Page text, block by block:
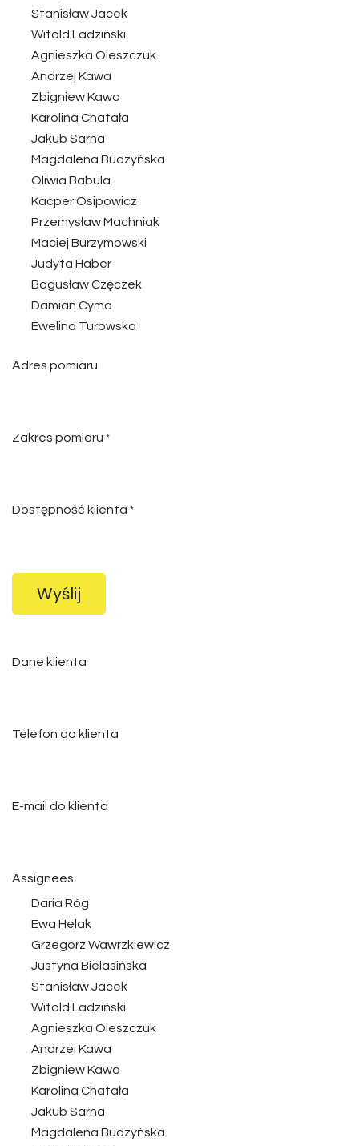
Stanisław Jacek
Witold Ladziński
Agnieszka Oleszczuk
Andrzej Kawa
Zbigniew Kawa
Karolina Chatała
Jakub Sarna
Magdalena Budzyńska
Oliwia Babula
Kacper Osipowicz
Przemysław Machniak
Maciej Burzymowski
Judyta Haber
Bogusław Częczek
Damian Cyma
Ewelina Turowska
Adres pomiaru
Zakres pomiaru *
Dostępność klienta *
Wyślij
Dane klienta
Telefon do klienta
E-mail do klienta
Assignees
Daria Róg
Ewa Helak
Grzegorz Wawrzkiewicz
Justyna Bielasińska
Stanisław Jacek
Witold Ladziński
Agnieszka Oleszczuk
Andrzej Kawa
Zbigniew Kawa
Karolina Chatała
Jakub Sarna
Magdalena Budzyńska